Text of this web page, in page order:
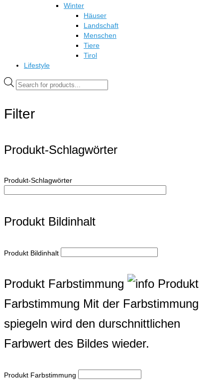
Winter
Häuser
Landschaft
Menschen
Tiere
Tirol
Lifestyle
Products
search
Filter
Produkt-Schlagwörter
Produkt-Schlagwörter
Produkt Bildinhalt
Produkt Bildinhalt
Produkt Farbstimmung
Produkt
Farbstimmung Mit der Farbstimmung
spiegeln wird den durschnittlichen
Farbwert des Bildes wieder.
Produkt Farbstimmung